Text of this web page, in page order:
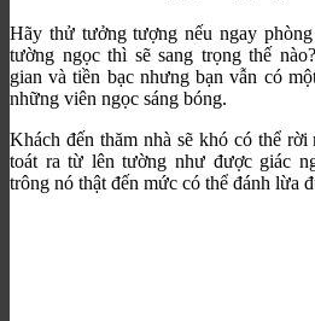
Hãy thử tưởng tượng nếu ngay
tường ngọc thì sẽ sang trọng thế
gian và tiền bạc nhưng bạn vẫn có
những viên ngọc sáng bóng.
Khách đến thăm nhà sẽ khó có thể
toát ra từ lên tường như được giác
trông nó thật đến mức có thể đánh lừa